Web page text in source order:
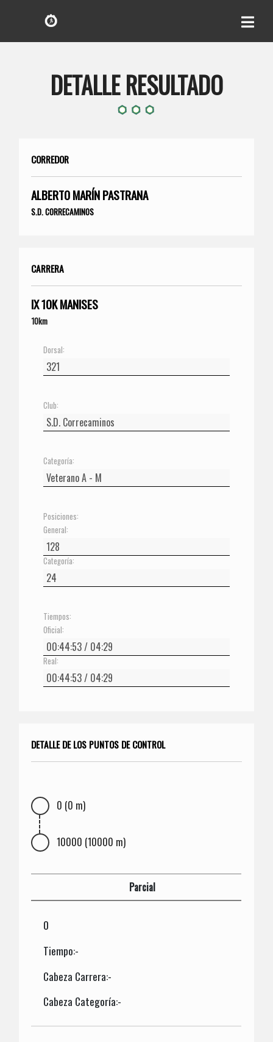
DETALLE RESULTADO
CORREDOR
ALBERTO MARÍN PASTRANA
S.D. CORRECAMINOS
CARRERA
IX 10K MANISES
10km
Dorsal:
Club:
Categoría:
Posiciones:
General:
Categoría:
Tiempos:
Oficial:
Real:
DETALLE DE LOS PUNTOS DE CONTROL
0 (0 m)
10000 (10000 m)
Parcial
0
Tiempo:-
Cabeza Carrera:-
Cabeza Categoría:-